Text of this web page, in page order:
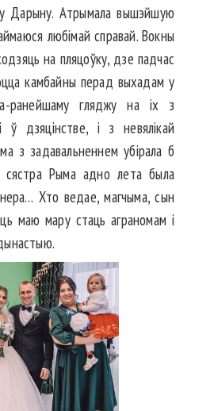
Дарыну. Атрымала вышэйшую
любімай справай. Вокны
на пляцоўку, дзе падчас
камбайны перад выхадам у
ранейшаму гляджу на іх з
ў дзяцінстве, і з невялікай
з задавальненнем убірала б
Рыма адно лета была
Хто ведае, магчыма, сын
маю мару стаць аграномам і